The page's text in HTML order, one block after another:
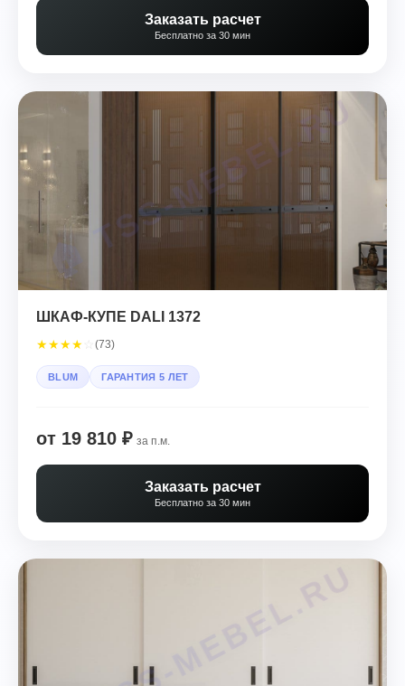
Заказать расчет
Бесплатно за 30 мин
ШКАФ-КУПЕ DALI 1372
★★★★ (73)
BLUM ГАРАНТИЯ 5 ЛЕТ
от 19 810 ₽ за п.м.
Заказать расчет
Бесплатно за 30 мин